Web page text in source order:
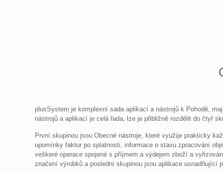
plusSystem je komplexní sada aplikací a nástrojů k Pohodě,
nástrojů a aplikací je celá řada, lze je přibližně rozdělit do čtyř
První skupinou jsou Obecné nástroje, které využije prakticky
upomínky faktur po splatnosti, informace o stavu zpracování
veškeré operace spojené s příjmem a výdejem zboží a
značení výrobků a poslední skupinou jsou aplikace usnadňující